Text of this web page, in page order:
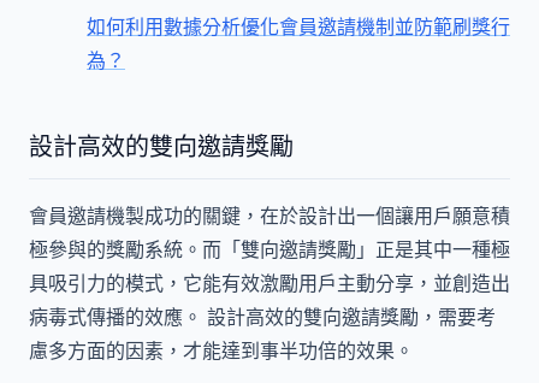
如何利用數據分析優化會員邀請機制並防範刷獎行
為？
設計高效的雙向邀請獎勵
會員邀請機製成功的關鍵，在於設計出一個讓用戶願意積
極參與的獎勵系統。而「雙向邀請獎勵」正是其中一種極
具吸引力的模式，它能有效激勵用戶主動分享，並創造出
病毒式傳播的效應。 設計高效的雙向邀請獎勵，需要考
慮多方面的因素，才能達到事半功倍的效果。